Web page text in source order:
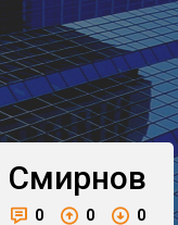
Смирнов
0 0 0